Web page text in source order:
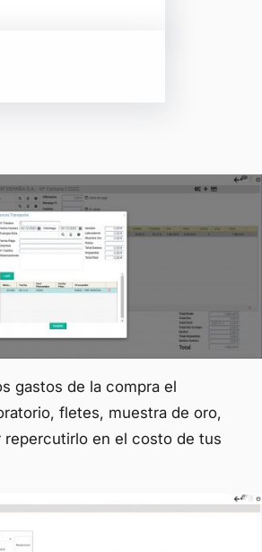
gastos de la compra el
fletes, muestra de oro,
repercutirlo en el costo de tus